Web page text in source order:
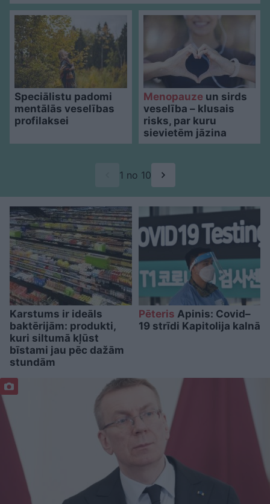
Speciālistu padomi
mentālās veselības
profilaksei
Menopauzeun sirds
veselība – klusais
risks, par kuru
sievietēm jāzina
1 no 10
Karstums ir ideāls
baktērijām: produkti,
kuri siltumā kļūst
bīstami jau pēc dažām
stundām
Pēteris Apinis: Covid–
19 strīdi Kapitolija kalnā